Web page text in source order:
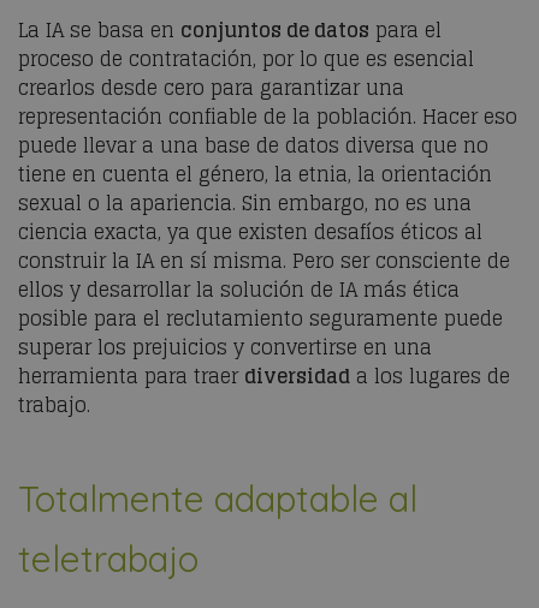
La IA se basa en conjuntos de datos para el
proceso de contratación, por lo que es esencial
crearlos desde cero para garantizar una
representación confiable de la población. Hacer eso
puede llevar a una base de datos diversa que no
tiene en cuenta el género, la etnia, la orientación
sexual o la apariencia. Sin embargo, no es una
ciencia exacta, ya que existen desafíos éticos al
construir la IA en sí misma. Pero ser consciente de
ellos y desarrollar la solución de IA más ética
posible para el reclutamiento seguramente puede
superar los prejuicios y convertirse en una
herramienta para traerdiversidad a los lugares de
trabajo.
Totalmente adaptable al
teletrabajo